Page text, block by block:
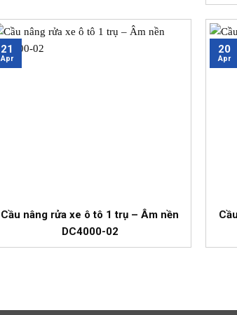
Cầu nâng rửa xe ô tô 1 trụ – Âm nền
DC4000-02
21
Apr
20
Apr